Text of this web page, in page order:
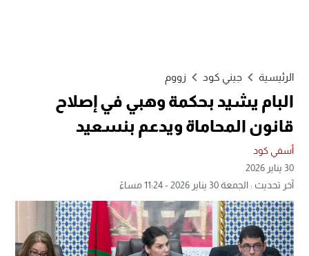
الرئيسية جيني كود زووم
البام يشيد بحكمة وهبي في إصلاح
قانون المحاماة ويدعم بنسعيد
أسفي كود
30 يناير 2026
آخر تحديث : الجمعة 30 يناير 2026 - 11:24 مساءً